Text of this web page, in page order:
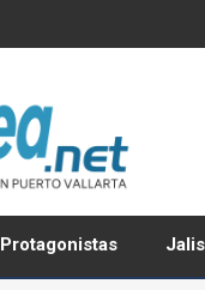
Protagonistas